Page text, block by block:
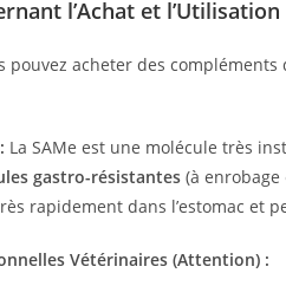
l’Achat et
pouvez acheter des
La SAMe est une molécule très
gastro-résistantes (à
rapidement dans l’estomac et
Vétérinaires (Attention) :